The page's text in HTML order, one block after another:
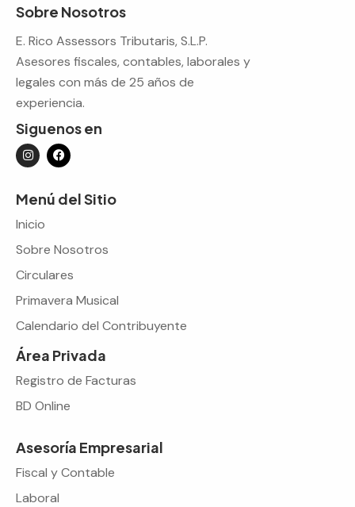
Sobre Nosotros
E. Rico Assessors Tributaris, S.L.P.
Asesores fiscales, contables, laborales y
legales con más de 25 años de
experiencia.
Siguenos en
Menú del Sitio
Inicio
Sobre Nosotros
Circulares
Primavera Musical
Calendario del Contribuyente
Área Privada
Registro de Facturas
BD Online
Asesoría Empresarial
Fiscal y Contable
Laboral